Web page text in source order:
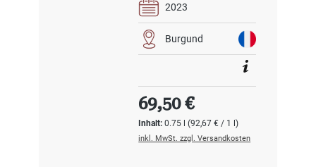
2023
Burgund
Inhalt:0.75 l(92,67 € / 1 l)
Regulärer Preis:
69,50 €
inkl. MwSt. zzgl. Versandkosten